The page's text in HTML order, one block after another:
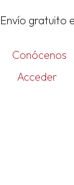
al
Envío gratuito
Conócenos
Acceder